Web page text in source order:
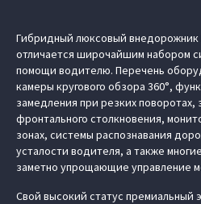
Гибридный люксовый внедорожник
отличается широчайшим набором
помощи водителю. Перечень
камеры кругового обзора 360°,
замедления при резких
фронтального столкновения,
зонах, системы распознавания
усталости водителя, а также
заметно упрощающие управление
Свой высокий статус премиальный